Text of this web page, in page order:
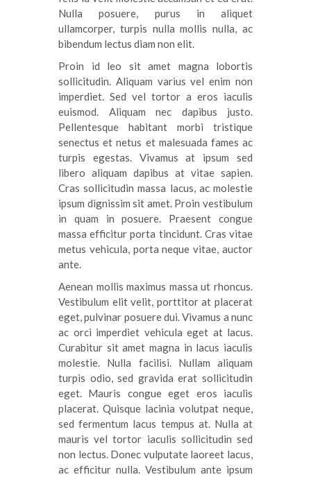
Nulla posuere, purus in aliquet
ullamcorper, turpis nulla mollis nulla, ac
bibendum lectus diam non elit.
Proin id leo sit amet magna lobortis
sollicitudin. Aliquam varius vel enim non
imperdiet. Sed vel tortor a eros iaculis
euismod. Aliquam nec dapibus justo.
Pellentesque habitant morbi tristique
senectus et netus et malesuada fames ac
turpis egestas. Vivamus at ipsum sed
libero aliquam dapibus at vitae sapien.
Cras sollicitudin massa lacus, ac molestie
ipsum dignissim sit amet. Proin vestibulum
in quam in posuere. Praesent congue
massa efficitur porta tincidunt. Cras vitae
metus vehicula, porta neque vitae, auctor
ante.
Aenean mollis maximus massa ut rhoncus.
Vestibulum elit velit, porttitor at placerat
eget, pulvinar posuere dui. Vivamus a nunc
ac orci imperdiet vehicula eget at lacus.
Curabitur sit amet magna in lacus iaculis
molestie. Nulla facilisi. Nullam aliquam
turpis odio, sed gravida erat sollicitudin
eget. Mauris congue eget eros iaculis
placerat. Quisque lacinia volutpat neque,
sed fermentum lacus tempus at. Nulla at
mauris vel tortor iaculis sollicitudin sed
non lectus. Donec vulputate laoreet lacus,
ac efficitur nulla. Vestibulum ante ipsum